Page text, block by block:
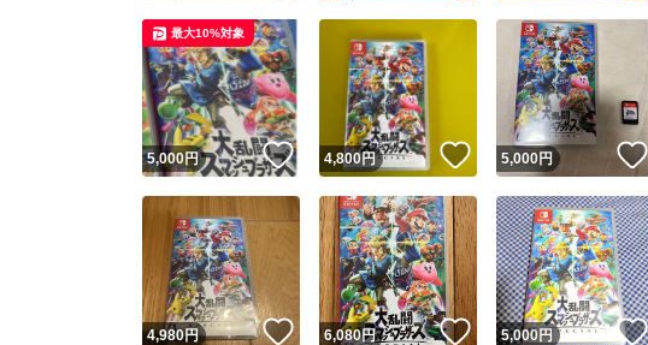
5,000円 いいね！
最大10%対象
4,800円 いいね！
5,000円
4,980円 いいね！
6,080円 いいね！
5,000円